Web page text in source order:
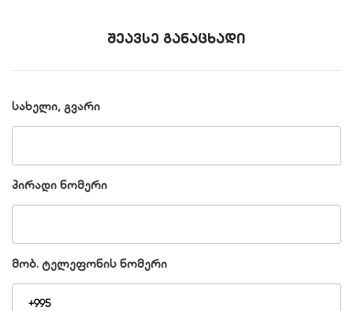
შეავსე განაცხადი
სახელი, გვარი
პირადი ნომერი
მობ. ტელეფონის ნომერი